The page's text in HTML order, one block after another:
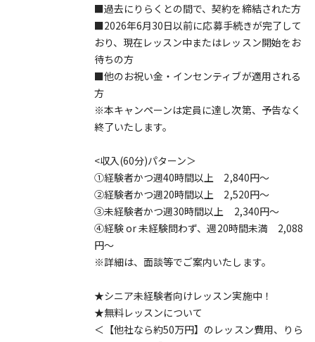
■過去にりらくとの間で、契約を締結された方
■2026年6月30日以前に応募手続きが完了して
おり、現在レッスン中またはレッスン開始をお
待ちの方
■他のお祝い金・インセンティブが適用される
方
※本キャンペーンは定員に達し次第、予告なく
終了いたします。
<収入(60分)パターン＞
①経験者かつ週40時間以上 2,840円～
②経験者かつ週20時間以上 2,520円～
③未経験者かつ週30時間以上 2,340円～
④経験 or 未経験問わず、週20時間未満 2,088
円～
※詳細は、面談等でご案内いたします。
★シニア未経験者向けレッスン実施中！
★無料レッスンについて
＜【他社なら約50万円】のレッスン費用、りら